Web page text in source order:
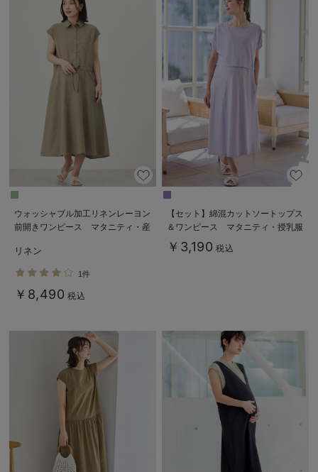
ウォッシャブル加工リネンレーヨン
前開きワンピース マタニティ・産
リネン
1件
￥8,490 税込
【セット】綿混カットソートップス
＆ワンピース マタニティ・授乳服
【出産後も長く使える】fairy（フェ
アリー）
￥3,190 税込